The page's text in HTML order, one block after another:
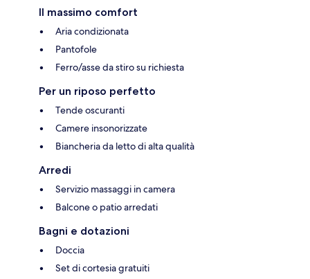
Il massimo comfort
Aria condizionata
Pantofole
Ferro/asse da stiro su richiesta
Per un riposo perfetto
Tende oscuranti
Camere insonorizzate
Biancheria da letto di alta qualità
Arredi
Servizio massaggi in camera
Balcone o patio arredati
Bagni e dotazioni
Doccia
Set di cortesia gratuiti